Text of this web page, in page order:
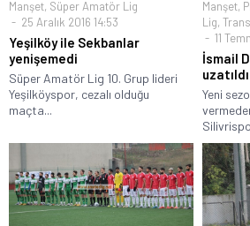
Manşet, Süper Amatör Lig
25 Aralık 2016 14:53
Yeşilköy ile Sekbanlar
yenişemedi
Süper Amatör Lig 10. Grup lideri
Yeşilköyspor, cezalı olduğu
maçta...
Manşet,
Lig,
11
İsmail
uzatıldı
Yeni